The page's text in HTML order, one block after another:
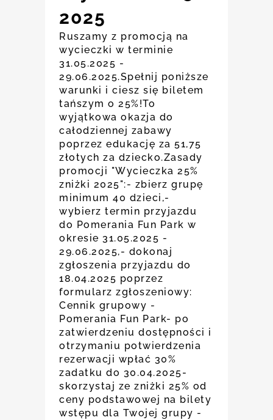
2025
Ruszamy z promocją na
wycieczki w terminie
31.05.2025 -
29.06.2025.Spełnij poniższe
warunki i ciesz się biletem
tańszym o 25%!To
wyjątkowa okazja do
całodziennej zabawy
poprzez edukację za 51,75
złotych za dziecko.Zasady
promocji "Wycieczka 25%
zniżki 2025":- zbierz grupę
minimum 40 dzieci,-
wybierz termin przyjazdu
do Pomerania Fun Park w
okresie 31.05.2025 -
29.06.2025,- dokonaj
zgłoszenia przyjazdu do
18.04.2025 poprzez
formularz zgłoszeniowy:
Cennik grupowy -
Pomerania Fun Park- po
zatwierdzeniu dostępności i
otrzymaniu potwierdzenia
rezerwacji wpłać 30%
zadatku do 30.04.2025-
skorzystaj ze zniżki 25% od
ceny podstawowej na bilety
wstępu dla Twojej grupy -